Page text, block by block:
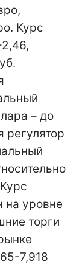
Курс
– до
регулятор
на уровне
торги
7,918